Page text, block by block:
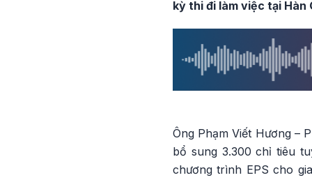
kỳ thi đi làm việc tại Hàn
Ông Phạm Viết Hương –
bổ sung 3.300 chỉ tiêu
chương trình EPS cho